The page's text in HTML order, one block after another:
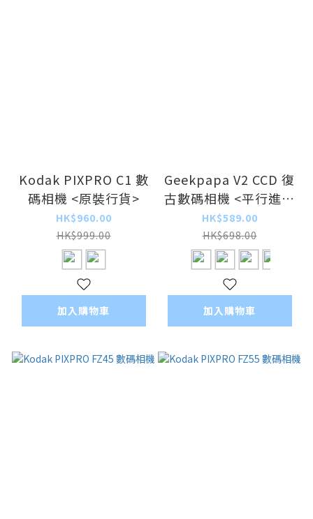
Kodak PIXPRO C1 數
碼相機 <原裝行貨>
HK$960.00
HK$999.00
加入購物車
Geekpapa V2 CCD 復
古數碼相機 <平行進口
>
HK$589.00
HK$698.00
加入購物車